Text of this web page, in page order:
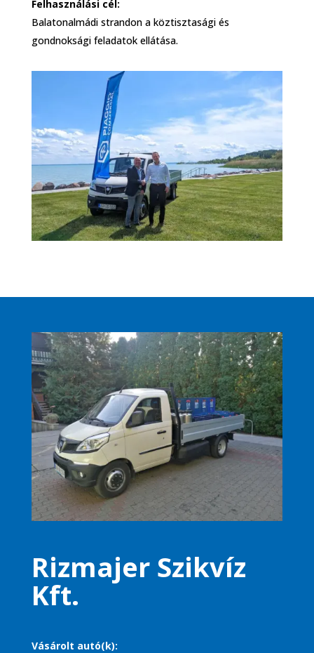
Felhasználási cél:
Balatonalmádi strandon a köztisztasági és
gondnoksági feladatok ellátása.
Rizmajer Szikvíz
Kft.
Vásárolt autó(k):